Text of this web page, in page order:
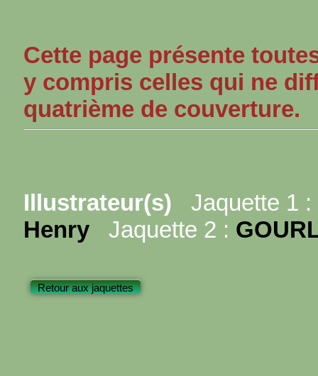
Cette page présente
y compris celles qui ne
quatrième de couverture.
Illustrateur(s) Jaquette 1 :
Henry Jaquette 2 :
Retour aux jaquettes